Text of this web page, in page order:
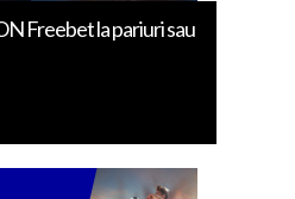
Freebet la pariuri sau